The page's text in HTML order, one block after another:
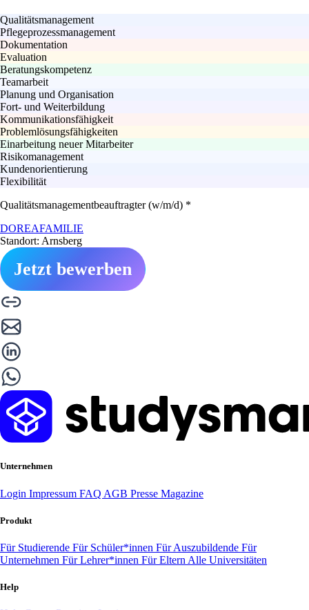
Qualitätsmanagement
Pflegeprozessmanagement
Dokumentation
Evaluation
Beratungskompetenz
Teamarbeit
Planung und Organisation
Fort- und Weiterbildung
Kommunikationsfähigkeit
Problemlösungsfähigkeiten
Einarbeitung neuer Mitarbeiter
Risikomanagement
Kundenorientierung
Flexibilität
Qualitätsmanagementbeauftragter (w/m/d) *
DOREAFAMILIE
Standort: Arnsberg
Jetzt bewerben
Unternehmen
Login Impressum FAQ AGB Presse Magazine
Produkt
Für Studierende Für Schüler*innen Für Auszubildende Für
Unternehmen Für Lehrer*innen Für Eltern Alle Universitäten
Help